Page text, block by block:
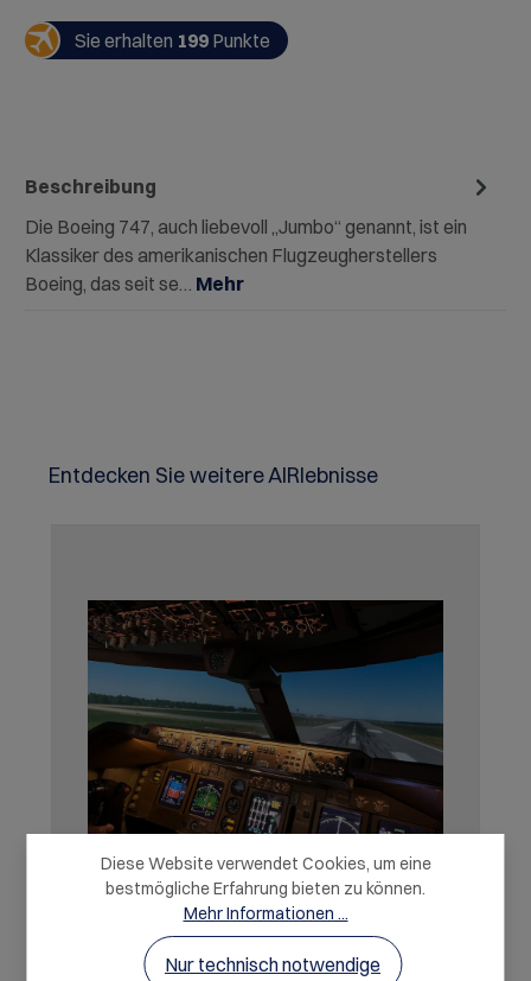
Sie erhalten 199 Punkte
Beschreibung
Die Boeing 747, auch liebevoll „Jumbo“ genannt, ist ein
Klassiker des amerikanischen Flugzeugherstellers
Boeing, das seit se… Mehr
Produktgalerie überspringen
Entdecken Sie weitere AIRlebnisse
B747 Jumbo Köln Flugsimulator Economy
Diese Website verwendet Cookies, um eine
bestmögliche Erfahrung bieten zu können.
Mehr Informationen ...
Nur technisch notwendige